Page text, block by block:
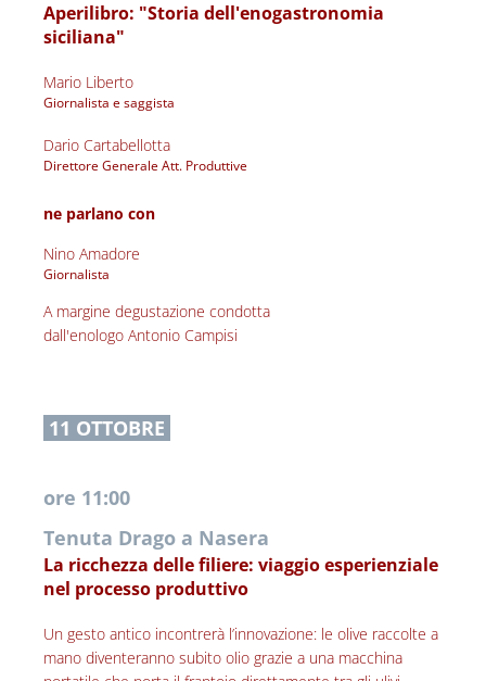
Aperilibro: "Storia dell'enogastronomia
siciliana"
Mario Liberto
Giornalista e saggista
Dario Cartabellotta
Direttore Generale Att. Produttive
ne parlano con
Nino Amadore
Giornalista
A margine degustazione condotta
dall'enologo Antonio Campisi
11 OTTOBRE
ore 11:00
Tenuta Drago a Nasera
La ricchezza delle filiere: viaggio esperienziale
nel processo produttivo
Un gesto antico incontrerà l’innovazione: le olive raccolte a
mano diventeranno subito olio grazie a una macchina